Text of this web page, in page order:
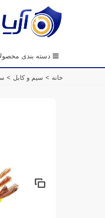
دسته بندی
خانه > سیم و کابل >